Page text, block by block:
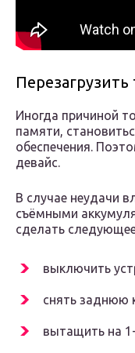
Перезагрузить
Иногда причиной
памяти,
обеспечения.
девайс.
В случае неудачи
съёмными
сделать
выключить
снять заднюю
вытащить на